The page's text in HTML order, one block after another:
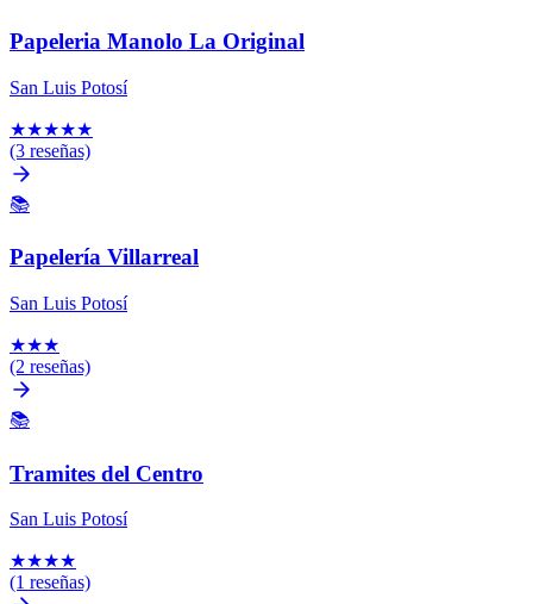
Papeleria Manolo La Original
San Luis Potosí
★★★★★
(3 reseñas)
📚
Papelería Villarreal
San Luis Potosí
★★★
(2 reseñas)
📚
Tramites del Centro
San Luis Potosí
★★★★
(1 reseñas)